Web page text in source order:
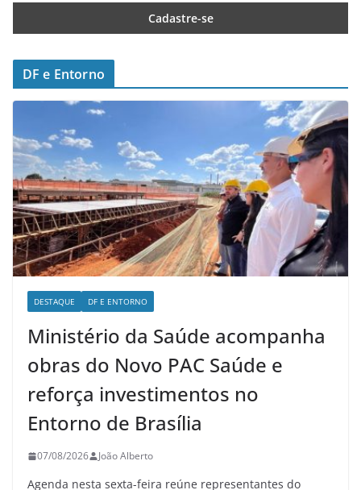
DF e Entorno
DESTAQUE DF E ENTORNO
Ministério da Saúde acompanha
obras do Novo PAC Saúde e
reforça investimentos no
Entorno de Brasília
07/08/2026 João Alberto
Agenda nesta sexta-feira reúne representantes do